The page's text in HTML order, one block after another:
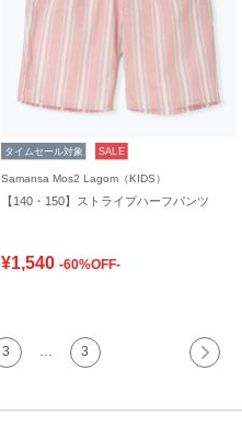
タイムセール対象 SALE
Samansa Mos2 Lagom（KIDS）
【140・150】ストライプハーフパンツ
¥1,540 -60%OFF-
3 3